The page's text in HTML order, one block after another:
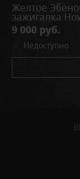
Желтое
зажигалка
9 000 руб.
Недоступно